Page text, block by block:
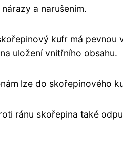
a narušením.
kufr má pevnou
uložení vnitřního obsahu.
lze do skořepinového
ránu skořepina také